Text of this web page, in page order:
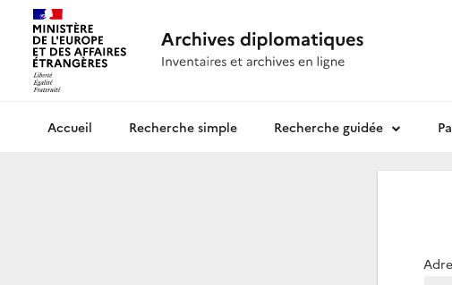
Archives diplomatiquesRecherche simple Recherche guidée